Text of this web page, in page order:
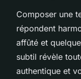
Composer une
répondent
affûté et
subtil révèle
authentique et